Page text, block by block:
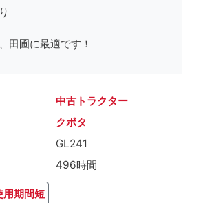
田圃に最適です！
中古トラクター
クボタ
GL241
496時間
用期間短